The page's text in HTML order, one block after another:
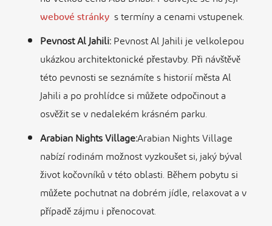
webové stránky s termíny a cenami vstupenek.
Pevnost Al Jahili:Pevnost Al Jahili je velkolepou
ukázkou architektonické přestavby. Při návštěvě
této pevnosti se seznámíte s historií města Al
Jahili a po prohlídce si můžete odpočinout a
osvěžit se v nedalekém krásném parku.
Arabian Nights Village:Arabian Nights Village
nabízí rodinám možnost vyzkoušet si, jaký býval
život kočovníků v této oblasti. Během pobytu si
můžete pochutnat na dobrém jídle, relaxovat a v
případě zájmu i přenocovat.